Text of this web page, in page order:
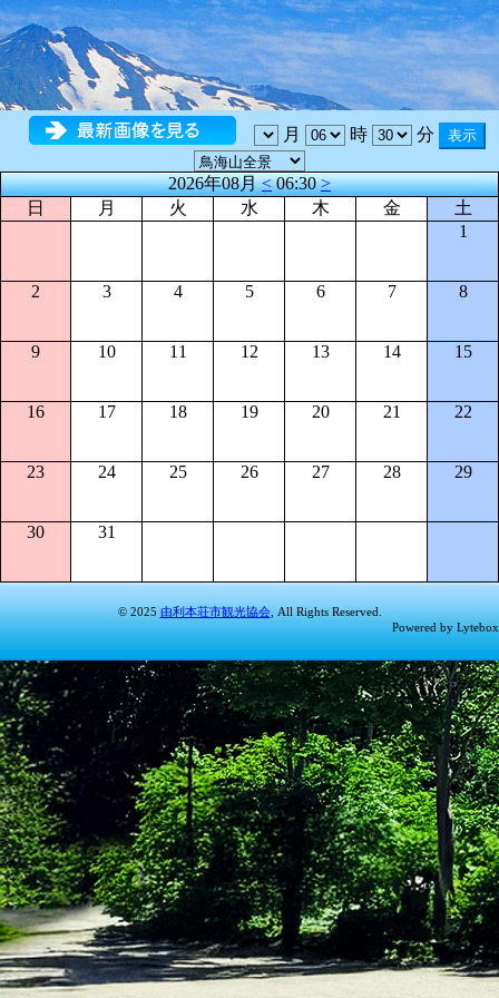
月 時 分
2026年08月<06:30>
日
月 火 水 木 金
土
1
2 3 4 5 6 7 8
9 10 11 12 13 14 15
16 17 18 19 20 21 22
23 24 25 26 27 28 29
30 31
© 2025 由利本荘市観光協会, All Rights Reserved.
Powered by Lytebox